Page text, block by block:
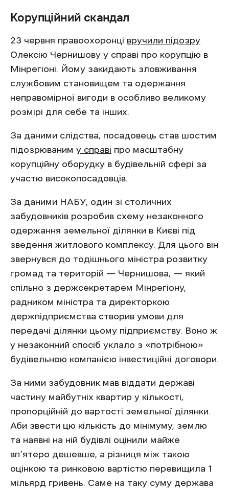
Корупційний скандал
23 червня правоохоронці вручили підозру
Олексію Чернишову у справі про корупцію в
Мінрегіоні. Йому закидають зловживання
службовим становищем та одержання
неправомірної вигоди в особливо великому
розмірі для себе та інших.
За даними слідства, посадовець став шостим
підозрюваним у справі про масштабну
корупційну оборудку в будівельній сфері за
участю високопосадовців.
За даними НАБУ, один зі столичних
забудовників розробив схему незаконного
одержання земельної ділянки в Києві під
зведення житлового комплексу. Для цього він
звернувся до тодішнього міністра розвитку
громад та територій — Чернишова, — який
спільно з держсекретарем Мінрегіону,
радником міністра та директоркою
держпідприємства створив умови для
передачі ділянки цьому підприємству. Воно ж
у незаконний спосіб уклало з «потрібною»
будівельною компанією інвестиційні договори.
За ними забудовник мав віддати державі
частину майбутніх квартир у кількості,
пропорційній до вартості земельної ділянки.
Аби звести цю кількість до мінімуму, землю
та наявні на ній будівлі оцінили майже
вп’ятеро дешевше, а різниця між такою
оцінкою та ринковою вартістю перевищила 1
мільярд гривень. Саме на таку суму держава